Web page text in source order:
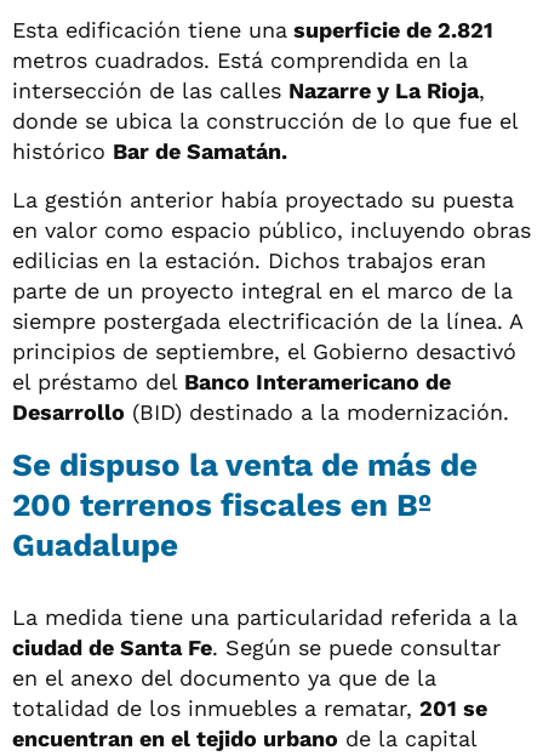
Esta edificación tiene una superficie de 2.821
metros cuadrados. Está comprendida en la
intersección de las calles Nazarre y La Rioja,
donde se ubica la construcción de lo que fue el
histórico Bar de Samatán.
La gestión anterior había proyectado su puesta
en valor como espacio público, incluyendo obras
edilicias en la estación. Dichos trabajos eran
parte de un proyecto integral en el marco de la
siempre postergada electrificación de la línea. A
principios de septiembre, el Gobierno desactivó
el préstamo del Banco Interamericano de
Desarrollo (BID) destinado a la modernización.
Se dispuso la venta de más de
200 terrenos fiscales en Bº
Guadalupe
La medida tiene una particularidad referida a la
ciudad de Santa Fe. Según se puede consultar
en el anexo del documento ya que de la
totalidad de los inmuebles a rematar, 201 se
encuentran en el tejido urbano de la capital